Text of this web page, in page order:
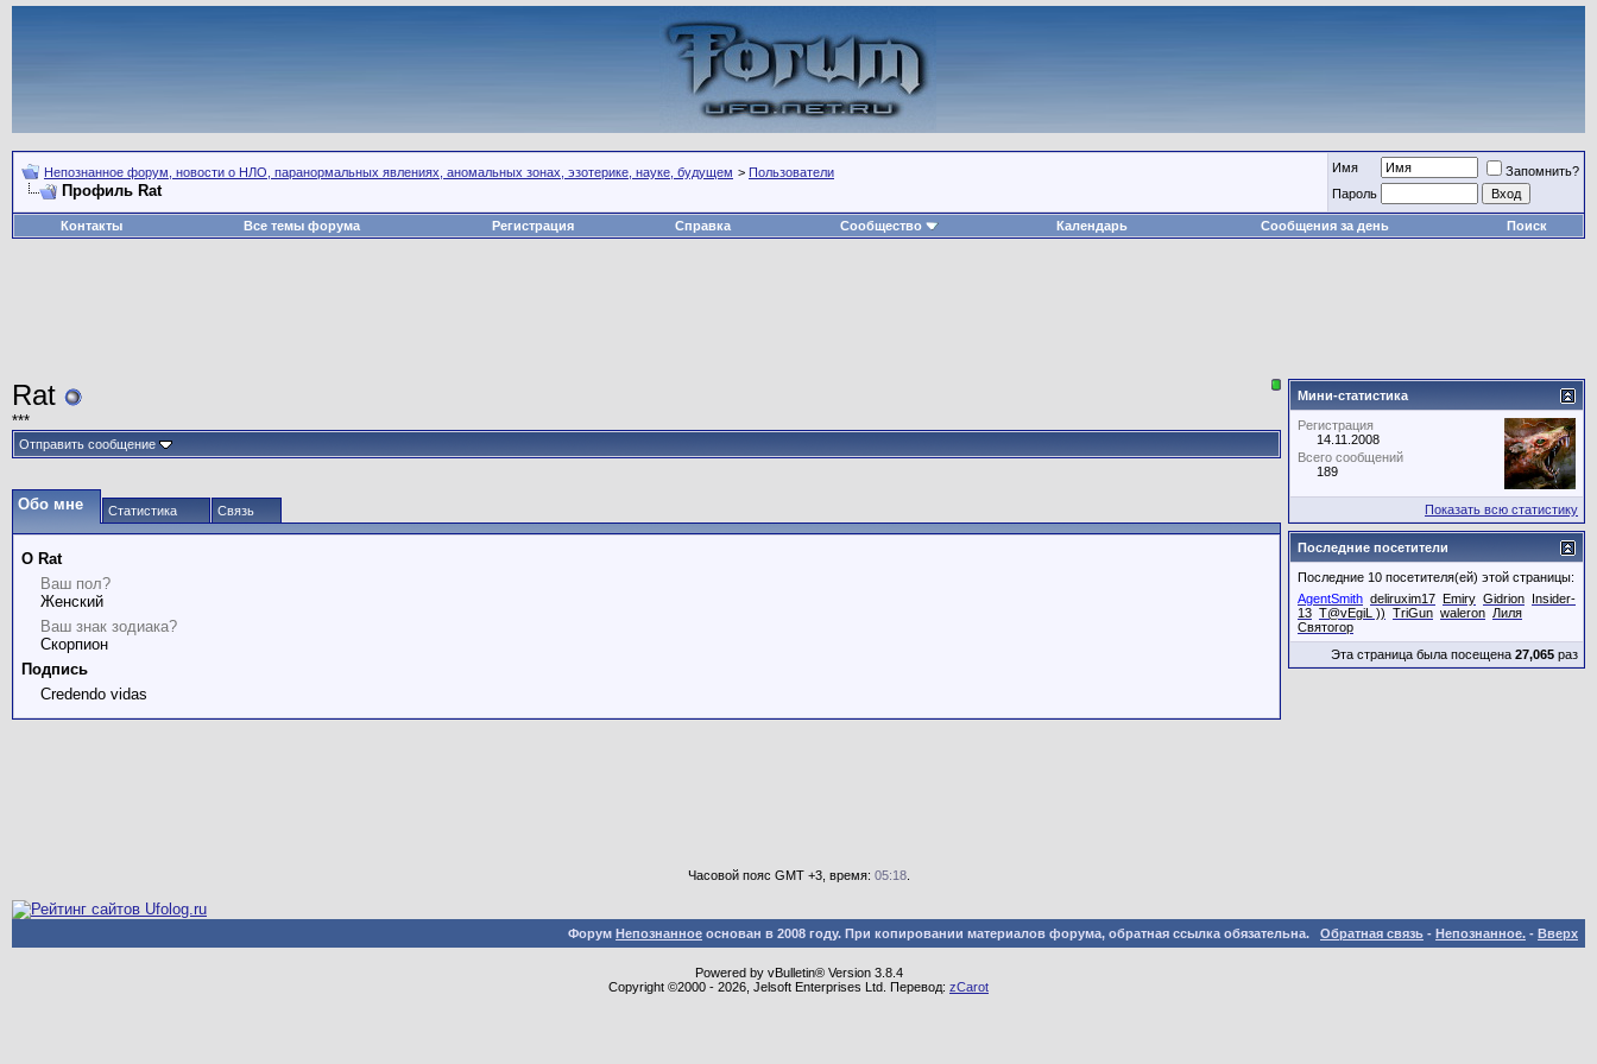
Непознанное форум, новости о НЛО, паранормальных явлениях, аномальных зонах, эзотерике, науке, будущем > Пользователи
Профиль Rat
Имя
Запомнить?
Пароль
Контакты Все темы форума Регистрация Справка Сообщество Календарь Сообщения за день Поиск
Rat
***
Отправить сообщение
Обо мне Статистика Связь
О Rat
Ваш пол?
Женский
Ваш знак зодиака?
Скорпион
Подпись
Credendo vidas
Мини-статистика
Регистрация
14.11.2008
Всего сообщений
189
Показать всю статистику
Последние посетители
Последние 10 посетителя(ей) этой страницы:
AgentSmith deliruxim17 Emiry Gidrion
Insider-
13 T@vEgiL )) TriGun waleron Лиля
Святогор
Эта страница была посещена 27,065 раз
Часовой пояс GMT +3, время: 05:18.
Форум Непознанное основан в 2008 году. При копировании материалов форума, обратная ссылка обязательна. Обратная связь - Непознанное. - Вверх
Powered by vBulletin® Version 3.8.4
Copyright ©2000 - 2026, Jelsoft Enterprises Ltd. Перевод: zCarot